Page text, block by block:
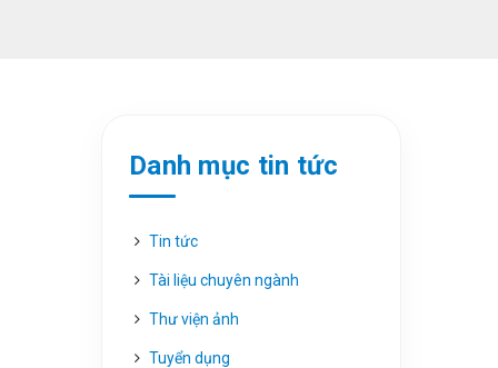
Danh mục tin tức
Tin tức
Tài liệu chuyên ngành
Thư viện ảnh
Tuyển dụng